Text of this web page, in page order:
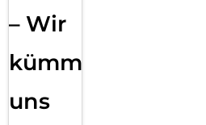
– Wir
kümmern
uns